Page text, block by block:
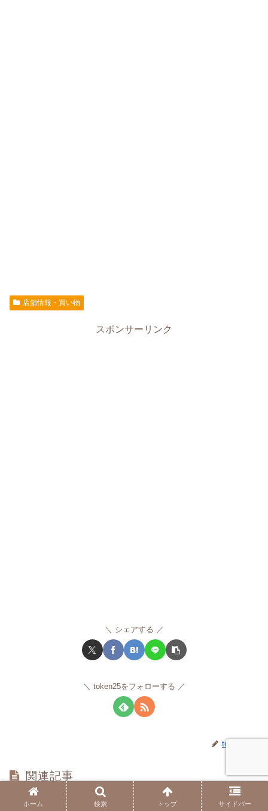
店舗情報・買い物
スポンサーリンク
シェアする
token25をフォローする
token25
関連記事
ホーム 検索 トップ サイドバー